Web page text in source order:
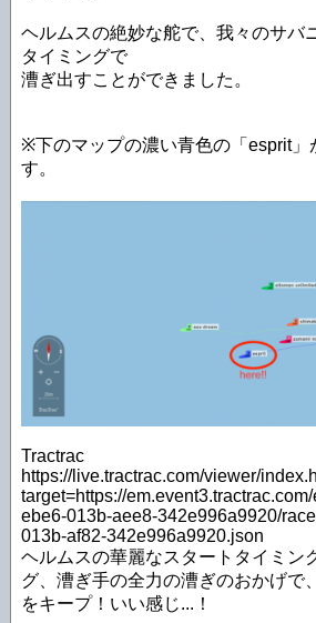
ヘルムスの絶妙な舵で、我々のサバ
タイミングで
漕ぎ出すことができました。
※下のマップの濃い青色の「esprit」
す。
Tractrac
https://live.tractrac.com/viewer/
target=https://
ebe6-013b-aee8-342e996a9920/
013b-af82-342e996a9920.json
ヘルムスの華麗なスタートタイミン
グ、漕ぎ手の全力の漕ぎのおかげで
をキープ！いい感じ...！